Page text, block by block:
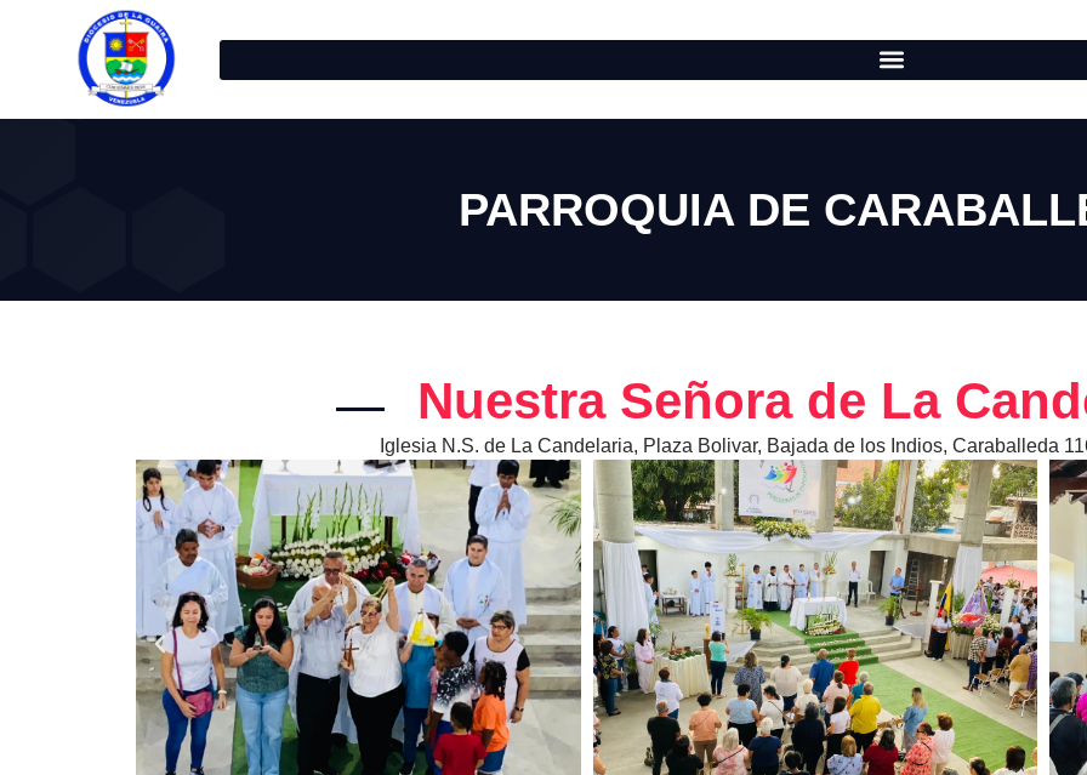
PARROQUIA DE
Nuestra Señora de La
Iglesia N.S. de La Candelaria, Plaza Bolivar, Bajada de los Indios, Caraballeda